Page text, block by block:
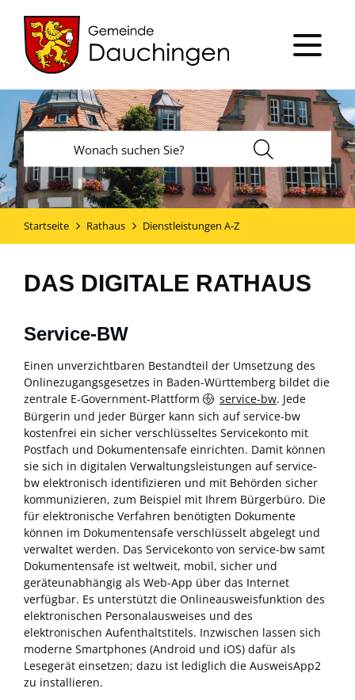
Startseite Rathaus Dienstleistungen A-Z
DAS DIGITALE RATHAUS
Service-BW
Einen unverzichtbaren Bestandteil der Umsetzung des
Onlinezugangsgesetzes in Baden-Württemberg bildet die
zentrale E-Government-Plattform
service-bw. Jede
Bürgerin und jeder Bürger kann sich auf service-bw
kostenfrei ein sicher verschlüsseltes Servicekonto mit
Postfach und Dokumentensafe einrichten. Damit können
sie sich in digitalen Verwaltungsleistungen auf service-
bw elektronisch identifizieren und mit Behörden sicher
kommunizieren, zum Beispiel mit Ihrem Bürgerbüro. Die
für elektronische Verfahren benötigten Dokumente
können im Dokumentensafe verschlüsselt abgelegt und
verwaltet werden. Das Servicekonto von service-bw samt
Dokumentensafe ist weltweit, mobil, sicher und
geräteunabhängig als Web-App über das Internet
verfügbar. Es unterstützt die Onlineausweisfunktion des
elektronischen Personalausweises und des
elektronischen Aufenthaltstitels. Inzwischen lassen sich
moderne Smartphones (Android und iOS) dafür als
Lesegerät einsetzen; dazu ist lediglich die AusweisApp2
zu installieren.